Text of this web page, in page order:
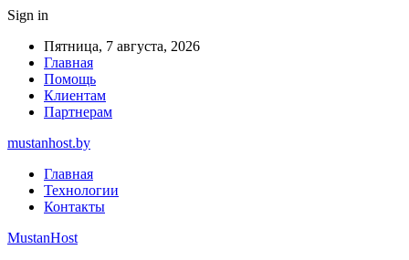
Sign in
Пятница, 7 августа, 2026
Главная
Помощь
Клиентам
Партнерам
mustanhost.by
Главная
Технологии
Контакты
MustanHost